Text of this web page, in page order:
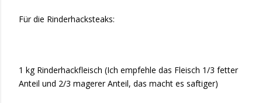
Für die Rinderhacksteaks:
1 kg Rinderhackfleisch (Ich empfehle das Fleisch 1/3 fetter
Anteil und 2/3 magerer Anteil, das macht es saftiger)